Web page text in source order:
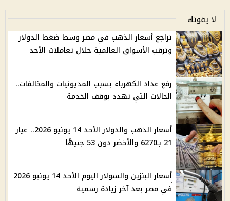
لا يفوتك
تراجع أسعار الذهب في مصر وسط ضغط الدولار
وترقب الأسواق العالمية خلال تعاملات الأحد
رفع عداد الكهرباء بسبب المديونيات والمخالفات..
الحالات التي تهدد بوقف الخدمة
أسعار الذهب والدولار الأحد 14 يونيو 2026.. عيار
21 بـ6270 والأخضر دون 53 جنيهًا
أسعار البنزين والسولار اليوم الأحد 14 يونيو 2026
في مصر بعد آخر زيادة رسمية